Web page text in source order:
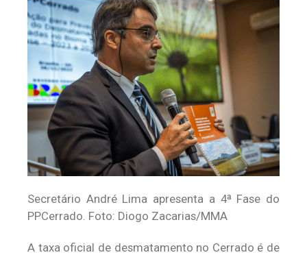
Secretário André Lima apresenta a 4ª Fase do
PPCerrado. Foto: Diogo Zacarias/MMA
A taxa oficial de desmatamento no Cerrado é de